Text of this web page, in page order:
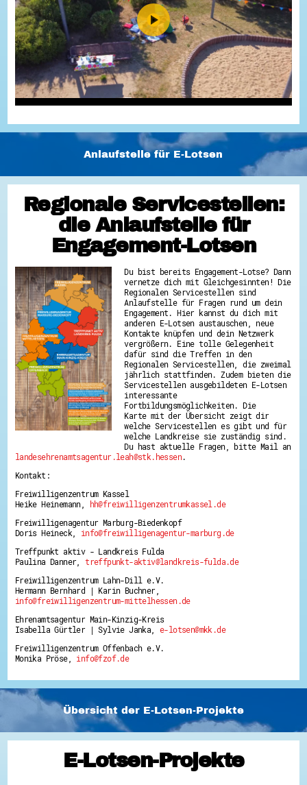
Anlaufstelle für E-Lotsen
Regionale Servicestellen:
die Anlaufstelle für
Engagement-Lotsen
Du bist bereits Engagement-Lotse? Dann
vernetze dich mit Gleichgesinnten! Die
Regionalen Servicestellen sind
Anlaufstelle für Fragen rund um dein
Engagement. Hier kannst du dich mit
anderen E-Lotsen austauschen, neue
Kontakte knüpfen und dein Netzwerk
vergrößern. Eine tolle Gelegenheit
dafür sind die Treffen in den
Regionalen Servicestellen, die zweimal
jährlich stattfinden. Zudem bieten die
Servicestellen ausgebildeten E-Lotsen
interessante
Fortbildungsmöglichkeiten. Die
Karte mit der Übersicht zeigt dir
welche Servicestellen es gibt und für
welche Landkreise sie zuständig sind.
Du hast aktuelle Fragen, bitte Mail an
landesehrenamtsagentur.leah@stk.hessen.
Kontakt:
Freiwilligenzentrum Kassel
Heike Heinemann,
hh@freiwilligenzentrumkassel.de
Freiwilligenagentur Marburg-Biedenkopf
Doris Heineck, info@freiwilligenagentur-marburg.de
Treffpunkt aktiv - Landkreis Fulda
Paulina Danner,treffpunkt-aktiv@landkreis-fulda.de
Freiwilligenzentrum Lahn-Dill e.V.
Hermann Bernhard | Karin Buchner,
info@freiwilligenzentrum-mittelhessen.de
Ehrenamtsagentur Main-Kinzig-Kreis
Isabella Gürtler | Sylvie Janka,e-lotsen@mkk.de
Freiwilligenzentrum Offenbach e.V.
Monika Pröse, info@fzof.de
Übersicht der E-Lotsen-Projekte
E-Lotsen-Projekte